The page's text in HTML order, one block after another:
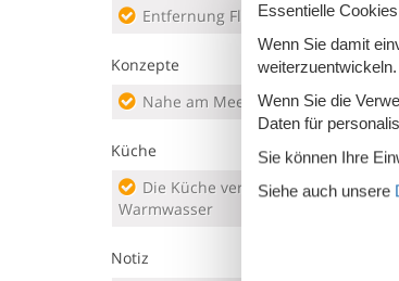
Entfernung Flughafen GDN
200
Konzepte
Nahe am Meer
Küche
Warmwasser
Notiz
Essentielle
Wenn Sie damit
Wenn Sie die
Daten für
Sie können Ihre
Siehe auch unsere